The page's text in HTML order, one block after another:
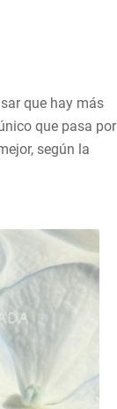
que hay más
que pasa por
según la